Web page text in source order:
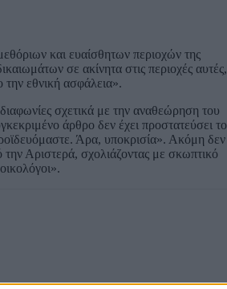
και ευαίσθητων περιοχών της
σε ακίνητα στις περιοχές αυτές,
εθνική ασφάλεια».
σχετικά με την αναθεώρηση του
άρθρο δεν έχει προστατεύσει το
Άρα, υποκρισία». Ακόμη δεν
την Αριστερά, σχολιάζοντας με σκωπτικό